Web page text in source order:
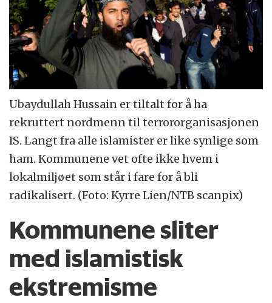
Ubaydullah Hussain er tiltalt for å ha
rekruttert nordmenn til terrororganisasjonen
IS. Langt fra alle islamister er like synlige som
ham. Kommunene vet ofte ikke hvem i
lokalmiljøet som står i fare for å bli
radikalisert. (Foto: Kyrre Lien/NTB scanpix)
Kommunene sliter
med islamistisk
ekstremisme